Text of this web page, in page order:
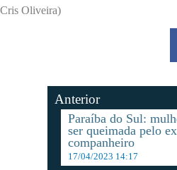
Cris Oliveira)
Anterior
Paraíba do Sul:
ser queimada pelo
companheiro
17/04/2023 14:17